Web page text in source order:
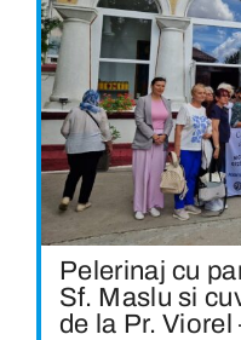
Pelerinaj cu
Sf. Maslu si
de la Pr.